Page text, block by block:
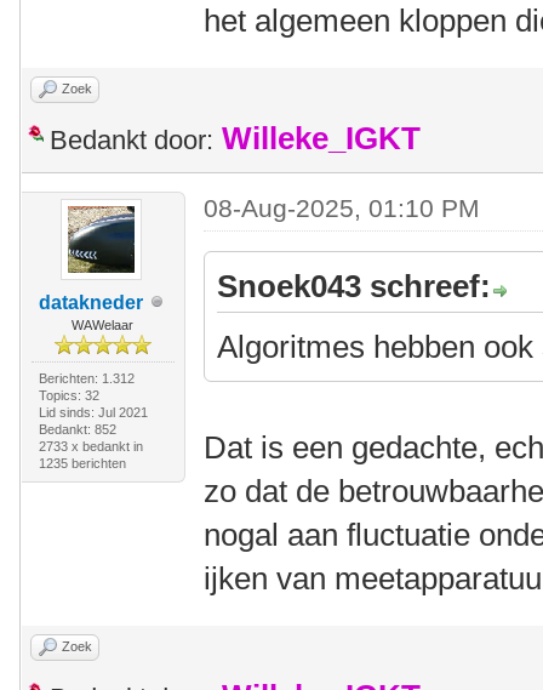
het algemeen kloppen
Zoek
Bedankt door: Willeke_IGKT
datakneder
WAWelaar
Berichten: 1.312
Topics: 32
Lid sinds: Jul 2021
Bedankt: 852
2733 x bedankt in
1235 berichten
08-Aug-2025, 01:10 PM
Snoek043 schreef:
Algoritmes hebben
Dat is een gedachte,
zo dat de
nogal aan fluctuatie
ijken van
Zoek